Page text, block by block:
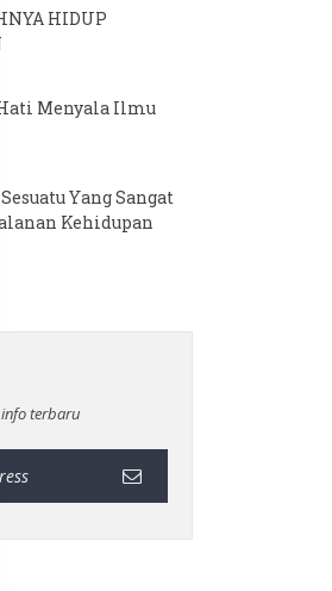
HIDUP
Menyala Ilmu
Yang Sangat
Kehidupan
terbaru